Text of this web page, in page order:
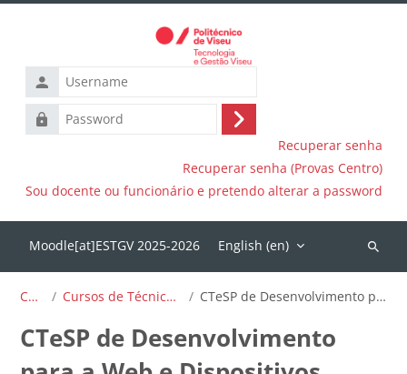
Username
Password
Log
Recuperar senha
Recuperar senha (Provas Centro)
Sou docente ou funcionário e pretendo alterar a password
English ‎(en)‎
Search
Courses Cursos de Técnico Superior Profissional CTeSP de Desenvolvimento para a Web e Dispositivos Móveis
CTeSP de Desenvolvimento